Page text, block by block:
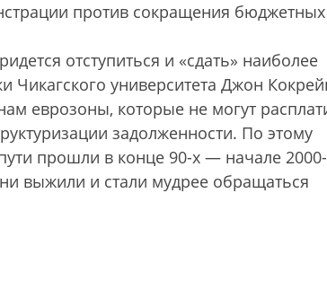
против сокращения бюджетных
отступиться и «сдать» наиболее
университета Джон
еврозоны, которые не могут
задолженности. По этому
прошли в конце 90-х — начале
выжили и стали мудрее обращаться